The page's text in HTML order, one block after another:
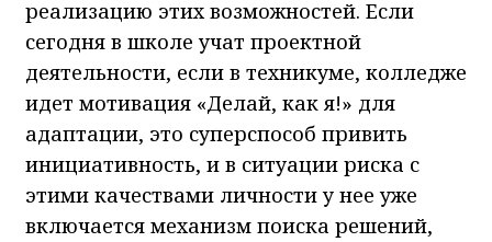
реализацию этих возможностей. Если
сегодня в школе учат проектной
деятельности, если в техникуме, колледже
идет мотивация «Делай, как я!» для
адаптации, это суперспособ привить
инициативность, и в ситуации риска с
этими качествами личности у нее уже
включается механизм поиска решений,